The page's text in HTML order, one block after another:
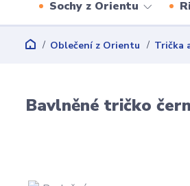
Sochy z Orientu
Oblečení z Orientu Trička
Bavlněné tričko